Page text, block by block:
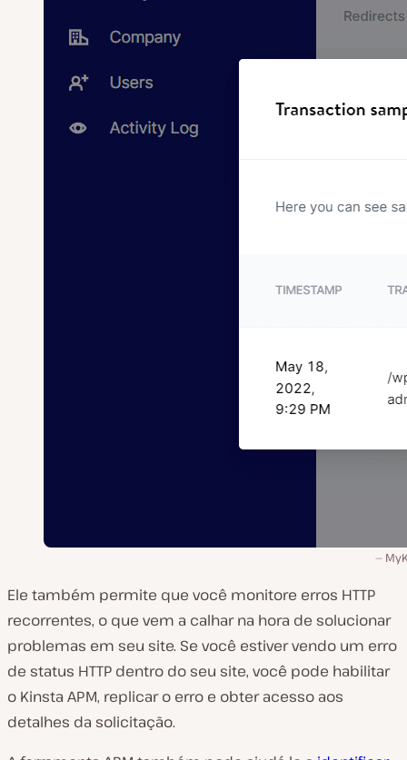
Ele também permite que você monitore erros HTTP
recorrentes, o que vem a calhar na hora de solucionar
problemas em seu site. Se você estiver vendo um erro
de status HTTP dentro do seu site, você pode habilitar
o Kinsta APM, replicar o erro e obter acesso aos
detalhes da solicitação.